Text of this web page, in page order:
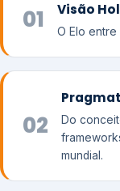
01 Visão
O Elo entre
02
Do
mundial.